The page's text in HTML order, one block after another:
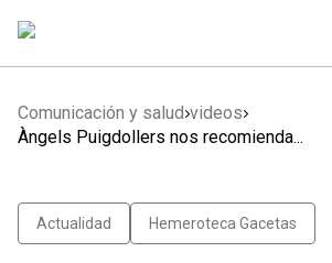
Comunicación y salud videos
Àngels Puigdollers nos recomienda...
Actualidad Hemeroteca Gacetas